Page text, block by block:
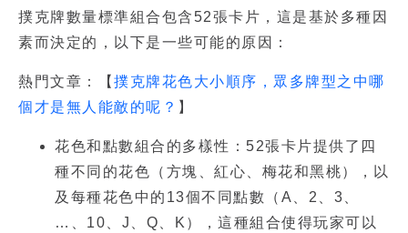
撲克牌數量標準組合包含52張卡片，這是基於多種因
素而決定的，以下是一些可能的原因：
熱門文章：【 撲克牌花色大小順序，眾多牌型之中哪
個才是無人能敵的呢？ 】
花色和點數組合的多樣性：52張卡片提供了四
種不同的花色（方塊、紅心、梅花和黑桃），以
及每種花色中的13個不同點數（A、2、3、
…、10、J、Q、K），這種組合使得玩家可以